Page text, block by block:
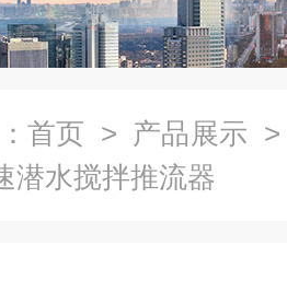
首页 > 产品展示
潜水搅拌推流器